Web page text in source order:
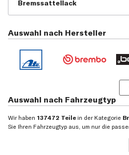
Bremssattellack
Auswahl nach Hersteller
Auswahl nach Fahrzeugtyp
Wir haben 137472 Teile in der Kategorie
Sie Ihren Fahrzeugtyp aus, um nur die